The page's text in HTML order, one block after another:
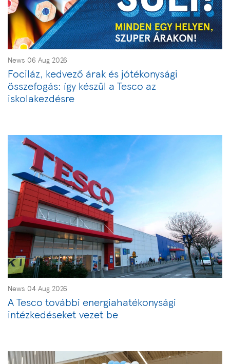
News 06 Aug 2026
Fociláz, kedvező árak és jótékonysági
összefogás: így készül a Tesco az
iskolakezdésre
News 04 Aug 2026
A Tesco további energiahatékonysági
intézkedéseket vezet be